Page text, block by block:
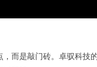
而是敲门砖。卓驭科技